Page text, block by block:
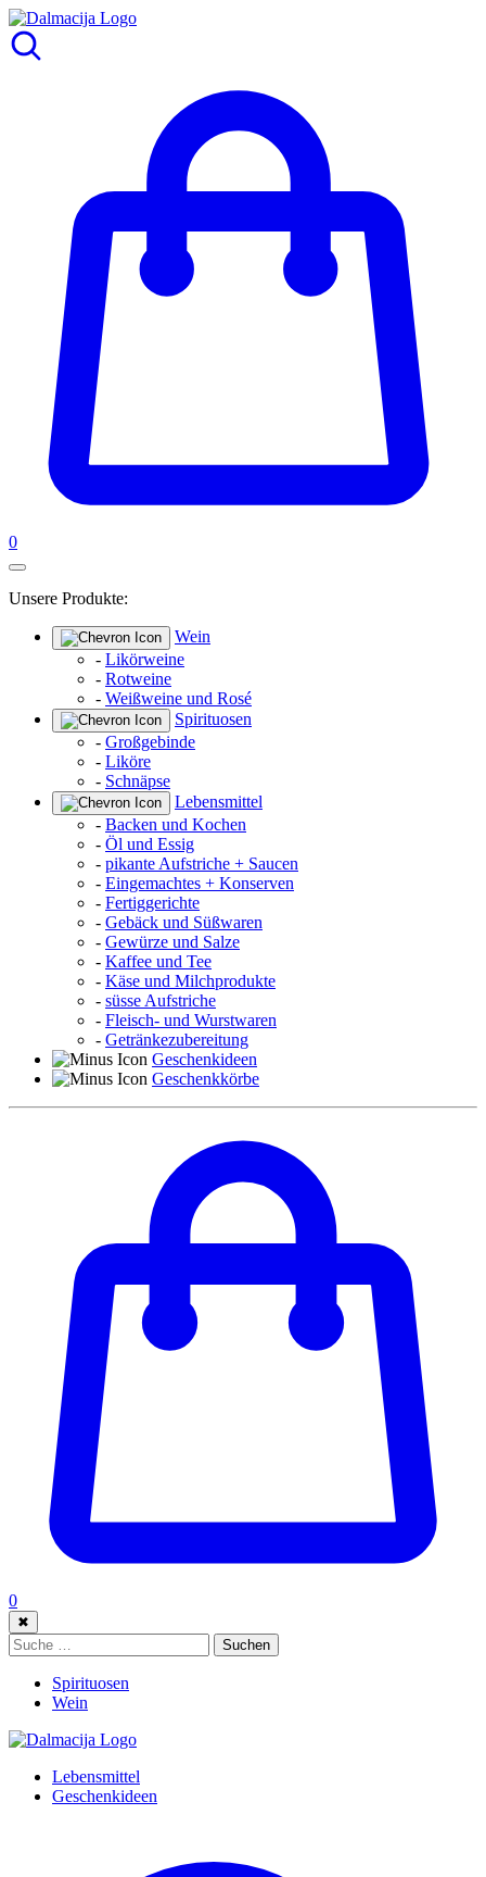
0
Unsere Produkte:
Wein
- Likörweine
- Rotweine
- Weißweine und Rosé
Spirituosen
- Großgebinde
- Liköre
- Schnäpse
Lebensmittel
- Backen und Kochen
- Öl und Essig
- pikante Aufstriche + Saucen
- Eingemachtes + Konserven
- Fertiggerichte
- Gebäck und Süßwaren
- Gewürze und Salze
- Kaffee und Tee
- Käse und Milchprodukte
- süsse Aufstriche
- Fleisch- und Wurstwaren
- Getränkezubereitung
Geschenkideen
Geschenkkörbe
0
✖
Suche: Suchen
Spirituosen
Wein
Lebensmittel
Geschenkideen